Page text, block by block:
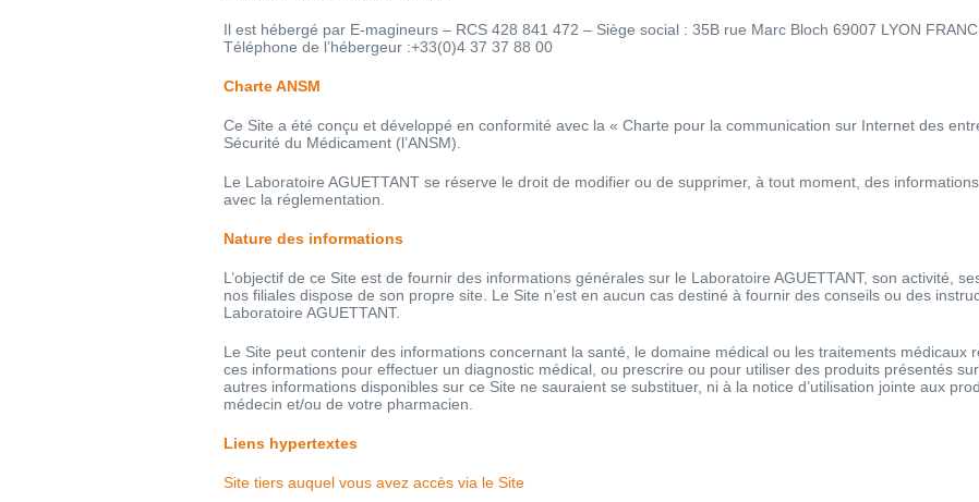
Il est hébergé par E-magineurs – RCS 428 841 472 – Siège social : 35B rue Marc Bloch 69007 LYON
Téléphone de l’hébergeur :+33(0)4 37 37 88 00
Charte ANSM
Ce Site a été conçu et développé en conformité avec la « Charte pour la communication sur Internet des
Sécurité du Médicament (l’ANSM).
Le Laboratoire AGUETTANT se réserve le droit de modifier ou de supprimer, à tout moment, des
avec la réglementation.
Nature des informations
L’objectif de ce Site est de fournir des informations générales sur le Laboratoire AGUETTANT, son activité,
nos filiales dispose de son propre site. Le Site n’est en aucun cas destiné à fournir des conseils ou des
Laboratoire AGUETTANT.
Le Site peut contenir des informations concernant la santé, le domaine médical ou les traitements
ces informations pour effectuer un diagnostic médical, ou prescrire ou pour utiliser des produits présentés
autres informations disponibles sur ce Site ne sauraient se substituer, ni à la notice d’utilisation jointe aux
médecin et/ou de votre pharmacien.
Liens hypertextes
Site tiers auquel vous avez accès via le Site